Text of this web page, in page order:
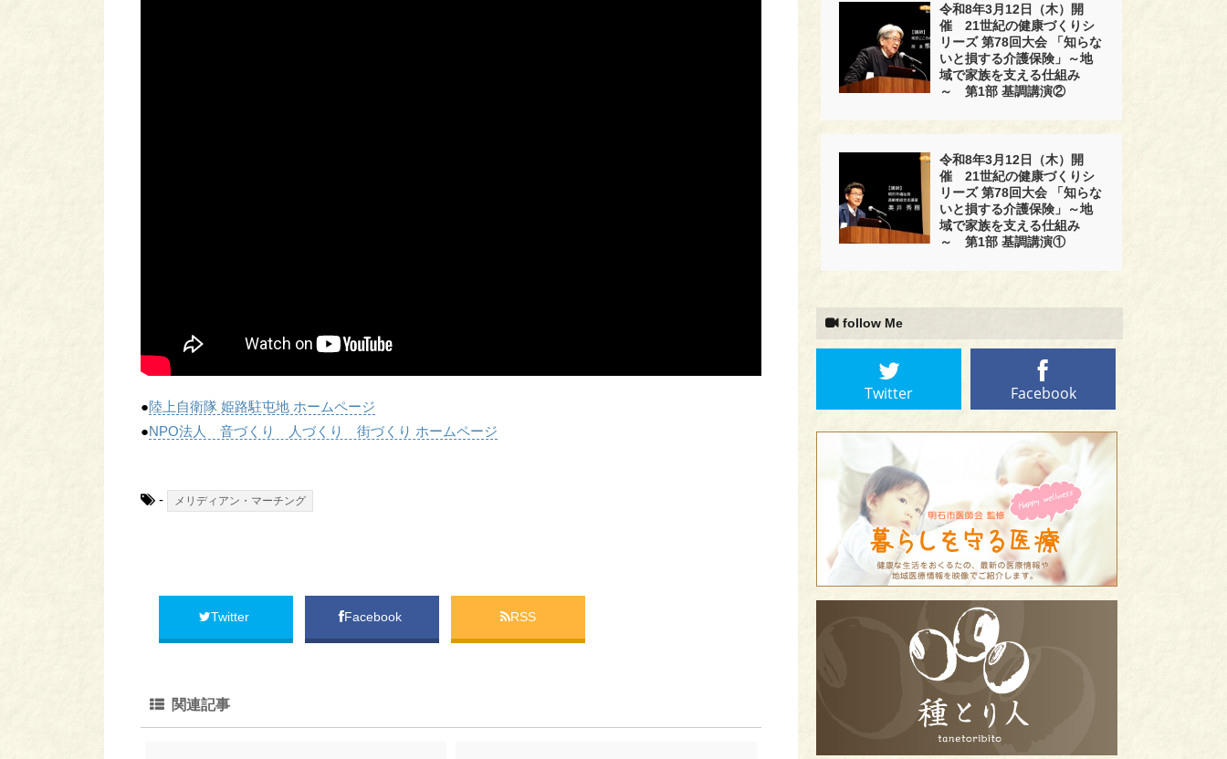
●陸上自衛隊 姫路駐屯地 ホームページ
●NPO法人 音づくり 人づくり 街づくり ホームページ
- メリディアン・マーチング
Twitter Facebook RSS
関連記事
令和8年3月12日（木）開
催 21世紀の健康づくりシ
リーズ 第78回大会 「知らな
いと損する介護保険」～地
域で家族を支える仕組み
～ 第1部 基調講演②
令和8年3月12日（木）開
催 21世紀の健康づくりシ
リーズ 第78回大会 「知らな
いと損する介護保険」～地
域で家族を支える仕組み
～ 第1部 基調講演①
follow Me
Twitter Facebook